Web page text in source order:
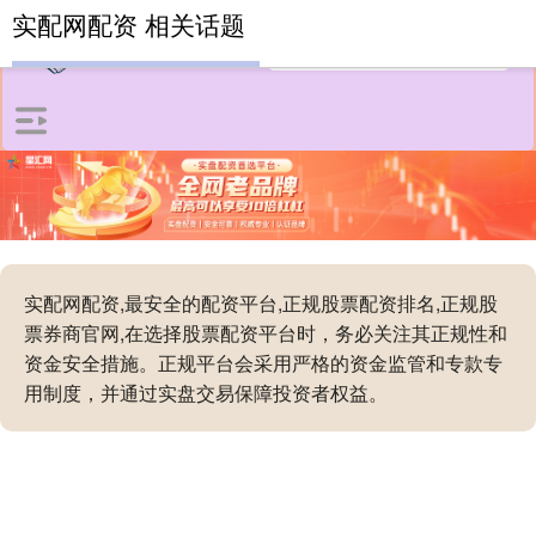
实配网配资,最安全的配资平台,正规股票配资排名,正规股
票券商官网,在选择股票配资平台时，务必关注其正规性和
资金安全措施。正规平台会采用严格的资金监管和专款专
用制度，并通过实盘交易保障投资者权益。
实配网配资 相关话题